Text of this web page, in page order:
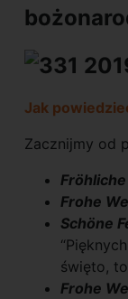
Jak
Zacznijmy od
Frohe
Schöne
święto,
Frohe